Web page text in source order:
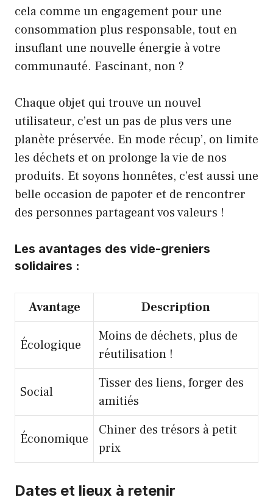
cela comme un engagement pour une
consommation plus responsable, tout en
insuflant une nouvelle énergie à votre
communauté. Fascinant, non ?
Chaque objet qui trouve un nouvel
utilisateur, c’est un pas de plus vers une
planète préservée. En mode récup’, on limite
les déchets et on prolonge la vie de nos
produits. Et soyons honnêtes, c’est aussi une
belle occasion de papoter et de rencontrer
des personnes partageant vos valeurs !
Les avantages des vide-greniers
solidaires :
Avantage Description
Écologique
Moins de déchets, plus de
réutilisation !
Social
Tisser des liens, forger des
amitiés
Économique
Chiner des trésors à petit
prix
Dates et lieux à retenir